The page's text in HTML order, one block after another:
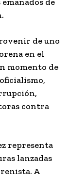
de uno
en el
momento de
contra
representa
lanzadas
A